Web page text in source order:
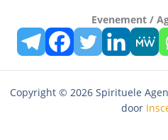
Evenement /
Copyright © 2026 Spirituele
door